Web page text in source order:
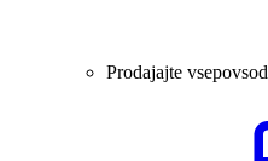
Prodajajte vsepovsod